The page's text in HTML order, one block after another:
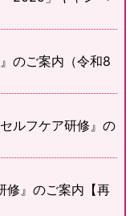
のご案内（令和8
ルフケア研修』の
修』のご案内【再